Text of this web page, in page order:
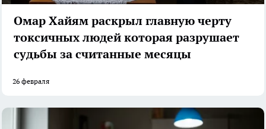
Омар Хайям раскрыл главную черту
токсичных людей которая разрушает
судьбы за считанные месяцы
26 февраля